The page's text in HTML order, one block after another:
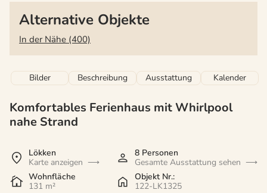
Alternative Objekte
In der Nähe (400)
Bilder Beschreibung Ausstattung Kalender
Komfortables Ferienhaus mit Whirlpool
nahe Strand
Lökken
Karte anzeigen
8 Personen
Gesamte Ausstattung sehen
Wohnfläche
131 m²
Objekt Nr.:
122-LK1325